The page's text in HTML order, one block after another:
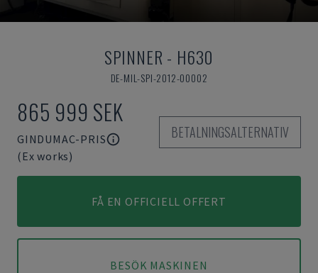
SPINNER - H630
DE-MIL-SPI-2012-00002
865 999 SEK
GINDUMAC-PRIS
(Ex works)
BETALNINGSALTERNATIV
FÅ EN OFFICIELL OFFERT
BESÖK MASKINEN